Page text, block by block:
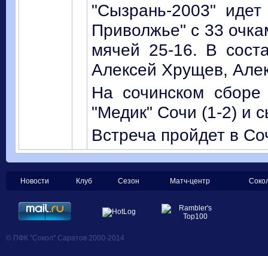
"Сызрань-2003"
Приволжье" с 33
мячей 25-16. В
Алексей Хрущев,
На сочинском
"Медик" Сочи (1-2) и
Встреча пройдет в
Новости Клуб Сезон Матч-центр
© ПФК "Сокол" Саратов 2000-2014